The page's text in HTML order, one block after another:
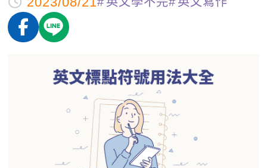
英文檢定
TOEIC 多益課程
GEPT 全民英檢課程
TOEFL 托福課程
能力養成
開口溜英文
英語俱樂部
一對一家教
多益秒學堂
英文能力測驗
學習分享
學員讚出來
活動花絮